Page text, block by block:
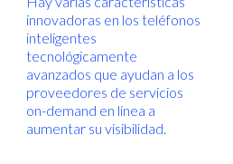
innovadoras en los teléfonos
inteligentes
tecnológicamente
avanzados que ayudan a los
proveedores de servicios
on-demand en línea a
aumentar su visibilidad.